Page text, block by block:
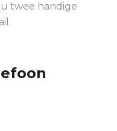
twee handige